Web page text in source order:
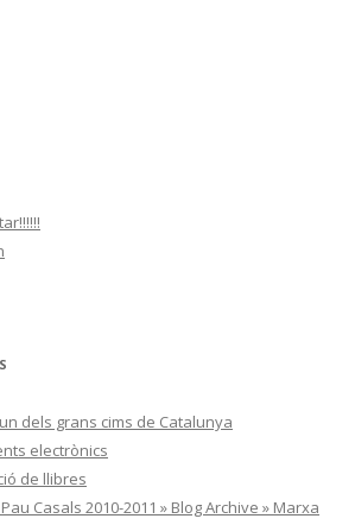
electrònics
Casals 2010-2011 » Blog Archive » Marxa
en La marxa de regularitat